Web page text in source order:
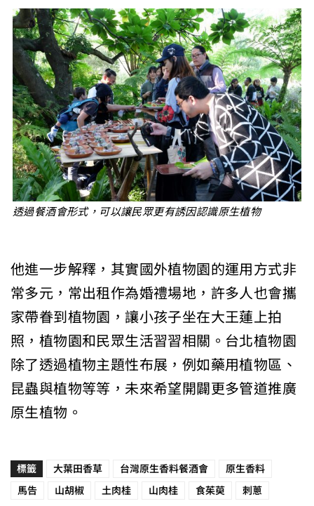
透過餐酒會形式，可以讓民眾更有誘因認識原生植物
他進一步解釋，其實國外植物園的運用方式非
常多元，常出租作為婚禮場地，許多人也會攜
家帶眷到植物園，讓小孩子坐在大王蓮上拍
照，植物園和民眾生活習習相關。台北植物園
除了透過植物主題性布展，例如藥用植物區、
昆蟲與植物等等，未來希望開闢更多管道推廣
原生植物。
標籤 大葉田香草 台灣原生香料餐酒會 原生香料
馬告 山胡椒 土肉桂 山肉桂 食茱萸 刺蔥